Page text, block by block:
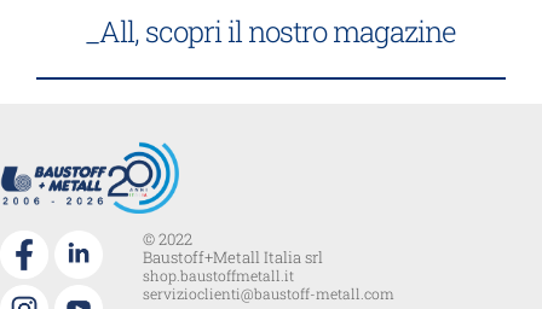
_All, scopri il nostro magazine
© 2022
Baustoff+Metall Italia srl
shop.baustoffmetall.it
servizioclienti@baustoff-metall.com